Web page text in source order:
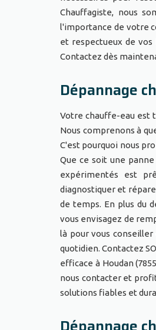
Chauffagiste, nous
l'importance de votre
et respectueux de
Contactez dès
Dépannage
Votre chauffe-eau est
Nous comprenons à
C'est pourquoi nous
Que ce soit une
expérimentés est
diagnostiquer et
de temps. En plus du
vous envisagez de
là pour vous
quotidien. Contactez
efficace à Houdan
nous contacter et
solutions fiables et